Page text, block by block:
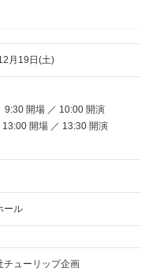
月19日(土)
開場 ／ 10:00 開演
開場 ／ 13:30 開演
ール
チューリップ企画